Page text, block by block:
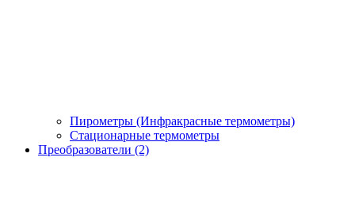
Пирометры (Инфракрасные термометры)
Стационарные термометры
Преобразователи (2)